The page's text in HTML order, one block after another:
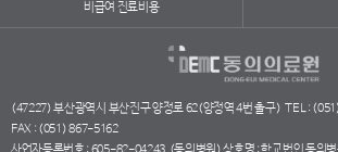
비급여 진료비용
(47227) 부산광역시 부산진구 양정로 62(양정역 4번 출구) TEL :
FAX : (051) 867-5162